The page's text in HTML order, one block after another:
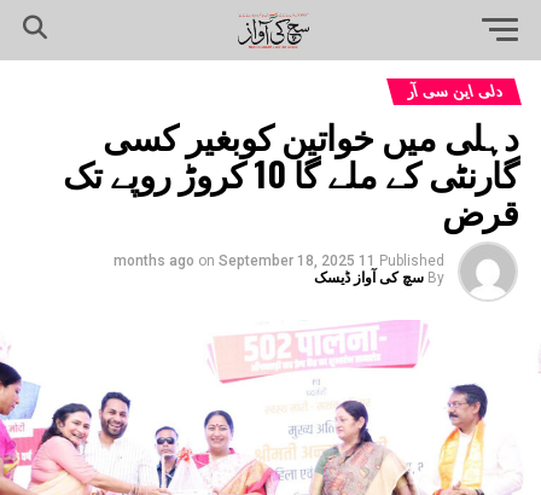
دلی این سی آر
دہلی میں خواتین کوبغیر کسی
گارنٹی کے ملے گا 10 کروڑ روپے تک
قرض
Published
11 months ago
on September 18, 2025
By سچ کی آواز ڈیسک